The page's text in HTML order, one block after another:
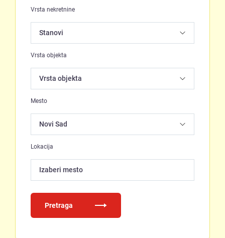
Vrsta nekretnine
Vrsta objekta
Mesto
Lokacija
Izaberi mesto
Pretraga